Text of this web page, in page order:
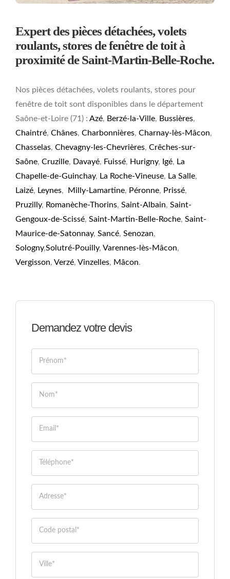
Expert des pièces détachées, volets
roulants, stores de fenêtre de toit à
proximité de Saint-Martin-Belle-Roche.
Nos pièces détachées, volets roulants, stores pour
fenêtre de toit sont disponibles dans le département
Saône-et-Loire (71) : Azé, Berzé-la-Ville, Bussières,
Chaintré, Chânes, Charbonnières, Charnay-lès-Mâcon,
Chasselas, Chevagny-les-Chevrières, Crêches-sur-
Saône, Cruzille, Davayé, Fuissé, Hurigny, Igé, La
Chapelle-de-Guinchay, La Roche-Vineuse, La Salle,
Laizé, Leynes, Milly-Lamartine, Péronne, Prissé,
Pruzilly, Romanèche-Thorins, Saint-Albain, Saint-
Gengoux-de-Scissé, Saint-Martin-Belle-Roche, Saint-
Maurice-de-Satonnay, Sancé, Senozan,
Sologny,Solutré-Pouilly, Varennes-lès-Mâcon,
Vergisson, Verzé, Vinzelles, Mâcon.
Demandez votre devis